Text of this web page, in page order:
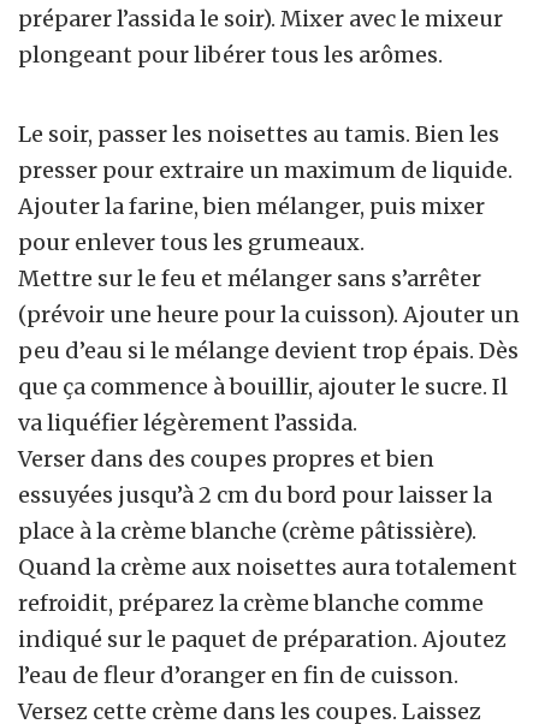
préparer l’assida le soir). Mixer avec le mixeur
plongeant pour libérer tous les arômes.
Le soir, passer les noisettes au tamis. Bien les
presser pour extraire un maximum de liquide.
Ajouter la farine, bien mélanger, puis mixer
pour enlever tous les grumeaux.
Mettre sur le feu et mélanger sans s’arrêter
(prévoir une heure pour la cuisson). Ajouter un
peu d’eau si le mélange devient trop épais. Dès
que ça commence à bouillir, ajouter le sucre. Il
va liquéfier légèrement l’assida.
Verser dans des coupes propres et bien
essuyées jusqu’à 2 cm du bord pour laisser la
place à la crème blanche (crème pâtissière).
Quand la crème aux noisettes aura totalement
refroidit, préparez la crème blanche comme
indiqué sur le paquet de préparation. Ajoutez
l’eau de fleur d’oranger en fin de cuisson.
Versez cette crème dans les coupes. Laissez